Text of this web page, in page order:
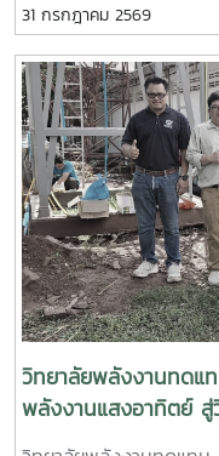
การเชื่อมอาร์กโลหะอุป
มาตรฐานฝีมือแรงงานแ
พัฒนากำลังคนให้มีทักษะ
ประกอบการและตลาดแ
ความมุ่งมั่นของวิทยาลัย
รบูรณาการความร่วมมื
กำลังคนที่มีศักยภาพ มีทั
รองรับการเปลี่ยนแปลง
เทคโนโลยีในอนาคตวิท
ยังคงเดินหน้าสร้างเครื
ระดับการศึกษา การพัฒ
คุณภาพ ตอบโจทย์การพั
ศาสตราจารย์ ดร.นิกรา
ทดแทน พร้อมด้วย ผู้ช่ว
รองคณบดีฝ่ายบริหาร, ผู้
กุล รองคณบดีฝ่ายวิจัยแ
และนักศึกษาระดับบัณฑิต
และการรายงานความก้า
มหาวิทยาลัยแม่โจ้และเค
บาง สาธารณรัฐประชาธิ
ขึ้นเพื่อเป็นเวทีในการแ
ดำเนินงานภายใต้บันทึก
กำหนดแนวทางการพัฒน
และการบริการวิชาการระ
ความเข้มแข็งและต่อเนื่
ด้วย- แลกเปลี่ยนองค์ค
31 กรกฎาคม 2569
วิทยาลัยพลังงานทดแ
พลังงานแสงอาทิตย์ สู่
เสริมสร้างเครือข่ายค